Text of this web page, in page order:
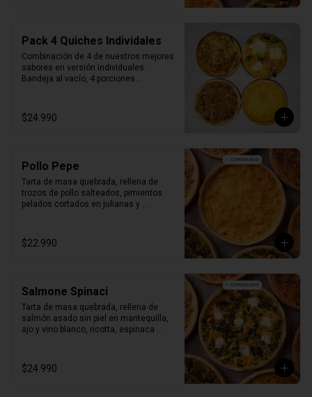
Pack 4 Quiches Individales
Combinación de 4 de nuestros mejores
sabores en versión individuales.
Bandeja al vacío, 4 porciones
$24.990
Pollo Pepe
Tarta de masa quebrada, rellena de
trozos de pollo salteados, pimientos
pelados cortados en julianas y
Bandeja al vacío, 4-6 porc.
Producto Congelado ❄️
$22.990
Salmone Spinaci
Tarta de masa quebrada, rellena de
salmón asado sin piel en mantequilla,
ajo y vino blanco, ricotta, espinaca
Producto Congelado ❄️
$24.990